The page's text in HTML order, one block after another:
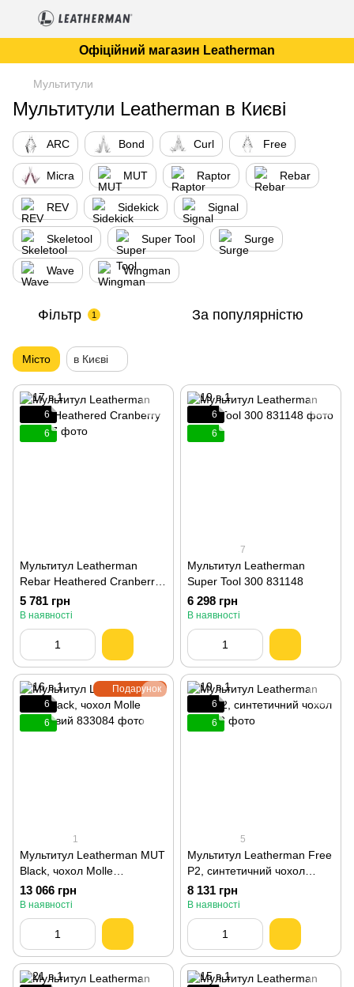
Офіційний магазин Leatherman
Мультитули
Мультитули Leatherman в Києві
ARC Bond Curl Free
Micra MUT Raptor Rebar
REV Sidekick Signal
Skeletool Super Tool Surge
Wave Wingman
Фільтр 1 За популярністю
Місто в Києві
6
6
Мультитул Leatherman
Rebar Heathered Cranberry
833317
5 781 грн
В наявності
6
6
7
Мультитул Leatherman
Super Tool 300 831148
6 298 грн
В наявності
Подарунок
6
6
1
Мультитул Leatherman MUT
Black, чохол Molle
оливковий 833084
13 066 грн
В наявності
6
6
5
Мультитул Leatherman Free
P2, синтетичний чохол
832638
8 131 грн
В наявності